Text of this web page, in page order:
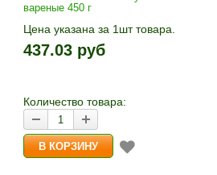
вареные 450 г
Цена указана за 1шт товара.
1шт прибавляется кнопками «+»
и «-». Выберите нужное
437.03 руб
Количество товара: